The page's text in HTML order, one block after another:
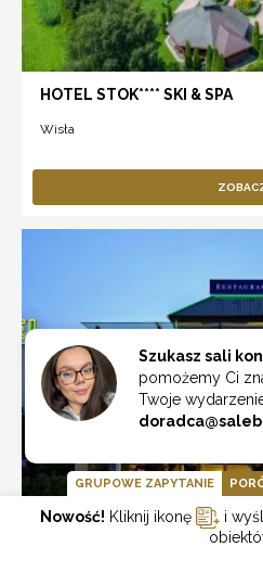
HOTEL STOK**** SKI & SPA
Wisła
Szukasz sali
pomożemy Ci
Twoje
GRUPOWE ZAPYTANIE
Nowość! Kliknij ikonę
i